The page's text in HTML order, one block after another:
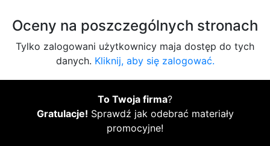
Oceny na poszczególnych stronach
Tylko zalogowani użytkownicy maja dostęp do tych
danych. Kliknij, aby się zalogować.
To Twoja firma?
Gratulacje! Sprawdź jak odebrać materiały
promocyjne!